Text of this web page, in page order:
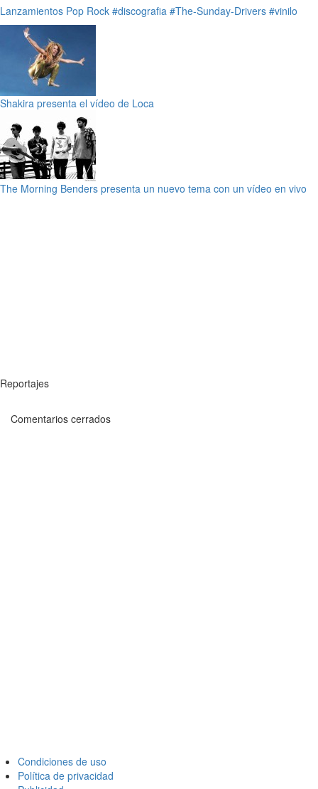
Lanzamientos Pop Rock #discografia #The-Sunday-Drivers #vinilo
Shakira presenta el vídeo de Loca
The Morning Benders presenta un nuevo tema con un vídeo en vivo
Reportajes
Comentarios cerrados
Condiciones de uso
Política de privacidad